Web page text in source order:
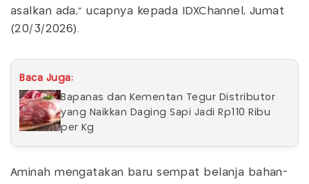
asalkan ada," ucapnya kepada IDXChannel, Jumat
(20/3/2026).
Baca Juga:
Bapanas dan Kementan Tegur Distributor
yang Naikkan Daging Sapi Jadi Rp110 Ribu
per Kg
Aminah mengatakan baru sempat belanja bahan-